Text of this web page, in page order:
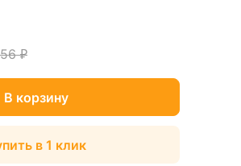
₽
В корзину
в 1 клик